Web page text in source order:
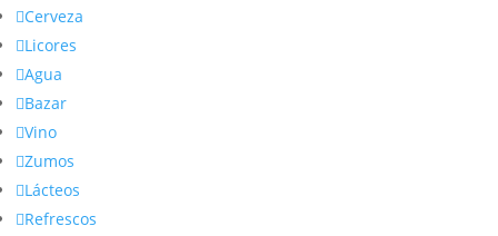
Cerveza
Licores
Agua
Bazar
Vino
Zumos
Lácteos
Refrescos